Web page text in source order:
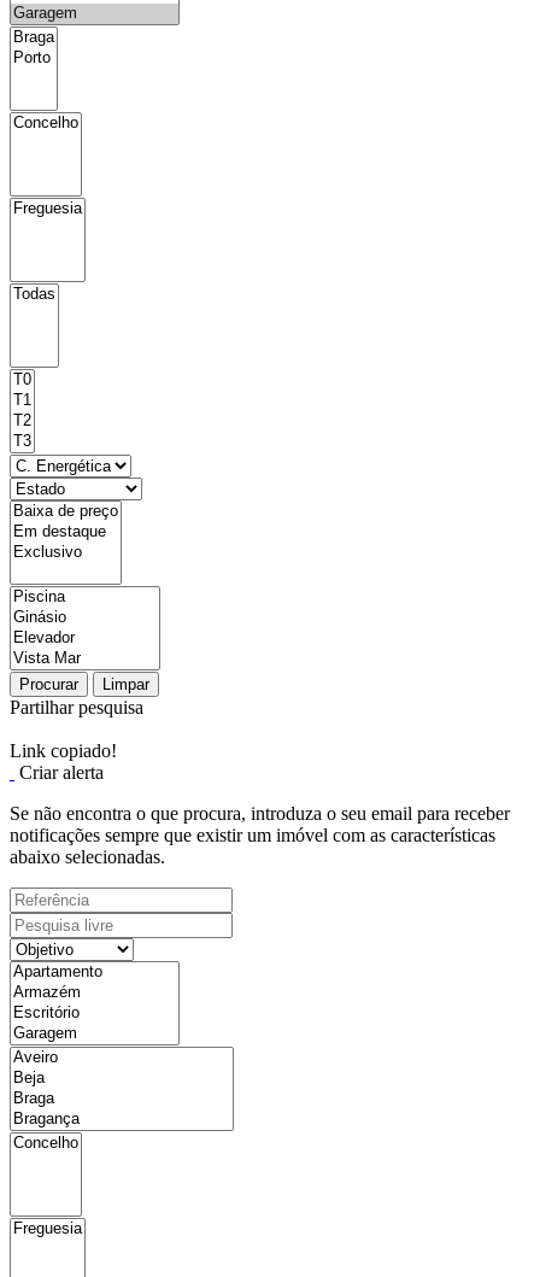
Procurar Limpar
Partilhar pesquisa
Link copiado!
Criar alerta
Se não encontra o que procura, introduza o seu email para receber
notificações sempre que existir um imóvel com as características
abaixo selecionadas.